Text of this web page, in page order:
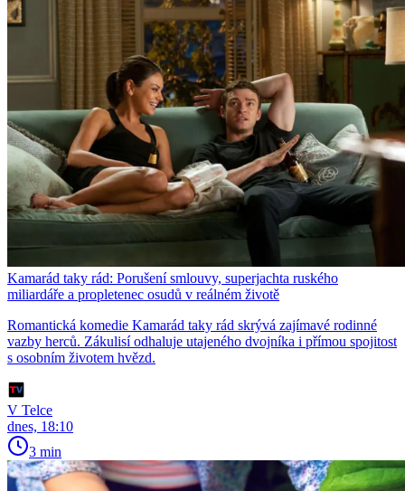
Kamarád taky rád: Porušení smlouvy, superjachta ruského
miliardáře a propletenec osudů v reálném životě
Romantická komedie Kamarád taky rád skrývá zajímavé rodinné
vazby herců. Zákulisí odhaluje utajeného dvojníka i přímou spojitost
s osobním životem hvězd.
V Telce
dnes, 18:10
3 min